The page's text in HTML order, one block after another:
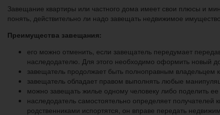
Завещание квартиры или частного дома имеет свои плюсы и
понять, действительно ли надо завещать недвижимое
Преимущества завещания:
его можно отменить, если завещатель передумает
наследодателю. Для этого необходимо оформить новый
завещатель продолжает быть полноправным владельцем
завещатель обладает правом выполнять любые
можно завещать жилье одному человеку либо поделить
наследодатель самостоятельно определяет
родственниками испортятся, он вправе передать